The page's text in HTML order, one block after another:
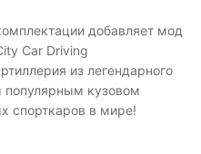
добавляет мод
Car Driving
из легендарного
популярным кузовом
спорткаров в мире!